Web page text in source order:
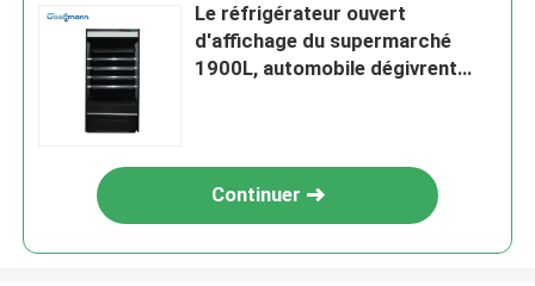
Le réfrigérateur ouvert
d'affichage du supermarché
1900L, automobile dégivrent
Continuer